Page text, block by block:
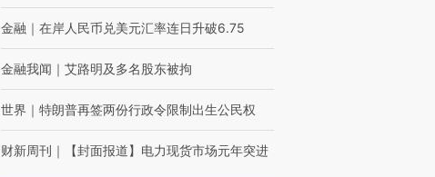
金融 ｜ 在岸人民币兑美元汇率连日升破6.75
金融我闻 ｜ 艾路明及多名股东被拘
世界 ｜ 特朗普再签两份行政令限制出生公民权
财新周刊 ｜ 【封面报道】电力现货市场元年突进